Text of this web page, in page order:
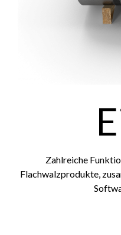
Zahlreiche
Flachwalzprodukte,